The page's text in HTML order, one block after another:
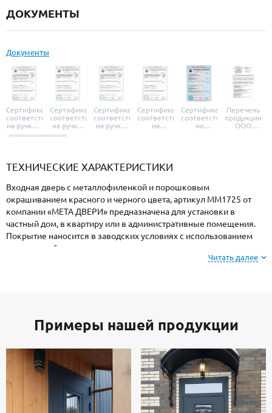
ДОКУМЕНТЫ
Документы
Сертификат
соответствия
на ручки и
броненакладки
Сертификат
соответствия
на ручки-
защелки
Сертификат
соответствия
на ручки-
Сертификат
соответствия
на
Сертификат
соответствия
на
Перечень
продукции
ООО
ТЕХНИЧЕСКИЕ ХАРАКТЕРИСТИКИ
Входная дверь с металлофиленкой и порошковым
окрашиванием красного и черного цвета, артикул ММ1725 от
компании «МЕТА ДВЕРИ» предназначена для установки в
частный дом, в квартиру или в административные помещения.
Покрытие наносится в заводских условиях с использованием
специальной термопечи, поэтому поверхность имеет
повышенную устойчивость к сколам и царапинам, перепадам
выбрать цвет и фактуру порошкового покрытия из
образцов у замерщика.
Створка и короб — сталь металлопрокат производства Россия,
толщиной 2 мм. Изнутри отделка: МДФ. В комплектацию двери
Читать далее
Примеры нашей продукции